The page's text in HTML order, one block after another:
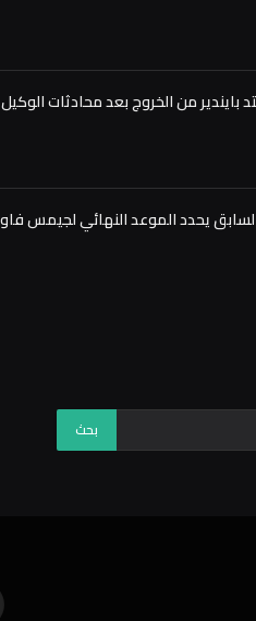
بايندير من الخروج بعد محادثات الوكيل